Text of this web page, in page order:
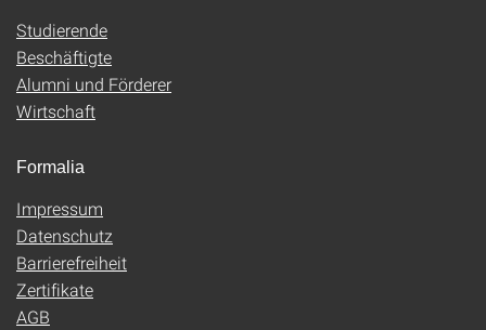
Studierende
Beschäftigte
Alumni und Förderer
Wirtschaft
Formalia
Impressum
Datenschutz
Barrierefreiheit
Zertifikate
AGB